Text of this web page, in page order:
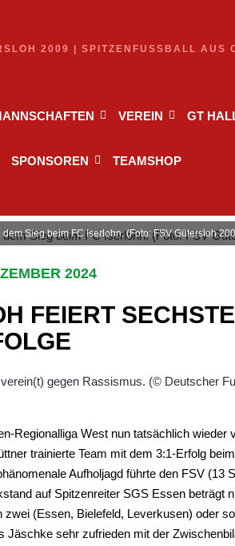
2009 | SPITZENFUSSBALL AUS
VEREIN GT
SPONSOREN TEAMSHOP
Sieg beim FC Iserlohn. (Foto: FSV Gütersloh
2024
FEIERT
Regionalliga West nun tatsächlich wieder
trainierte Team mit dem 3:1-Erfolg
Aufholjagd führte den FSV (13
auf Spitzenreiter SGS Essen beträgt
(Essen, Bielefeld, Leverkusen) oder
Jäschke sehr zufrieden mit der